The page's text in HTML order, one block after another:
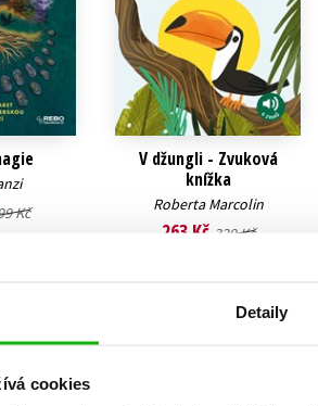
Detaily
cookies
Kč
V džungli - Zvuková
knížka
Roberta Marcolin
263 Kč 329 Kč